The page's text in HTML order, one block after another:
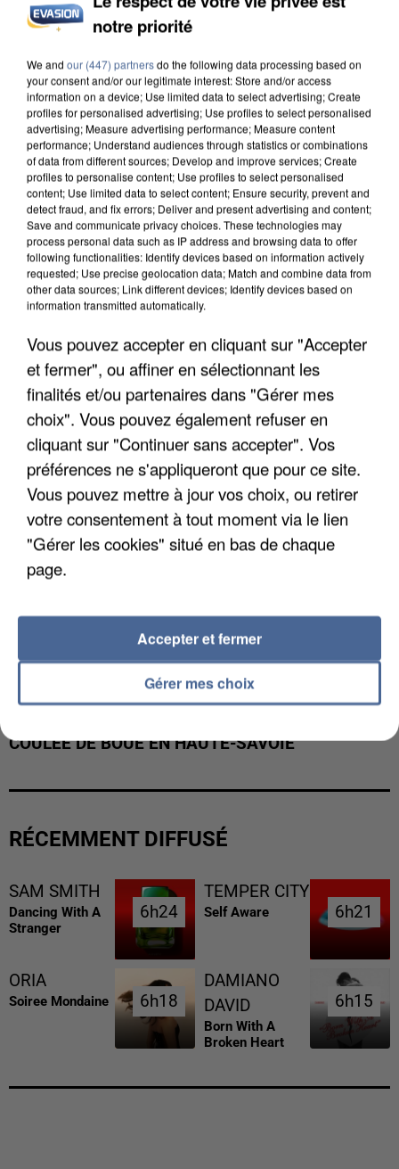
L’UN DES FONDATEURS SUPPOSÉS DE LA DZ
MAFIA INTERPELLÉ EN ALGÉRIE
UN SECOND CADRE DE LA DZ MAFIA
INTERPELLÉ EN ALGÉRIE
COULÉE DE BOUE EN HAUTE-SAVOIE
RÉCEMMENT DIFFUSÉ
SAM SMITH
Dancing With A
Stranger
6h24
6h24
TEMPER CITY
Self Aware 6h21
6h21
ORIA
Soiree Mondaine 6h18
6h18
DAMIANO
DAVID
Born With A
Broken Heart
6h15
6h15
notre priorité
We and our (447) partnersdo the following data processing based on
your consent and/or our legitimate interest: Store and/or access
information on a device; Use limited data to select advertising; Create
profiles for personalised advertising; Use profiles to select personalised
advertising; Measure advertising performance; Measure content
performance; Understand audiences through statistics or combinations
of data from different sources; Develop and improve services; Create
profiles to personalise content; Use profiles to select personalised
content; Use limited data to select content; Ensure security, prevent and
detect fraud, and fix errors; Deliver and present advertising and content;
Save and communicate privacy choices. These technologies may
process personal data such as IP address and browsing data to offer
following functionalities: Identify devices based on information actively
requested; Use precise geolocation data; Match and combine data from
other data sources; Link different devices; Identify devices based on
information transmitted automatically.
Vous pouvez accepter en cliquant sur "Accepter
et fermer", ou affiner en sélectionnant les
finalités et/ou partenaires dans "Gérer mes
choix". Vous pouvez également refuser en
cliquant sur "Continuer sans accepter". Vos
préférences ne s'appliqueront que pour ce site.
Vous pouvez mettre à jour vos choix, ou retirer
votre consentement à tout moment via le lien
"Gérer les cookies" situé en bas de chaque
page.
Gérer mes choix
Accepter et fermer